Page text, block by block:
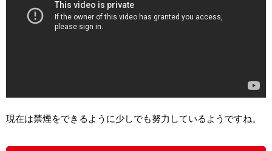
現在は禁煙をできるように少しでも努力しているようですね。